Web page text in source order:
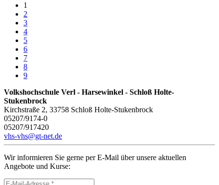
1
2
3
4
5
6
7
8
9
Volkshochschule Verl - Harsewinkel - Schloß Holte-
Stukenbrock
Kirchstraße 2, 33758 Schloß Holte-Stukenbrock
05207/9174-0
05207/917420
vhs-vhs@gt-net.de
Wir informieren Sie gerne per E-Mail über unsere aktuellen
Angebote und Kurse: